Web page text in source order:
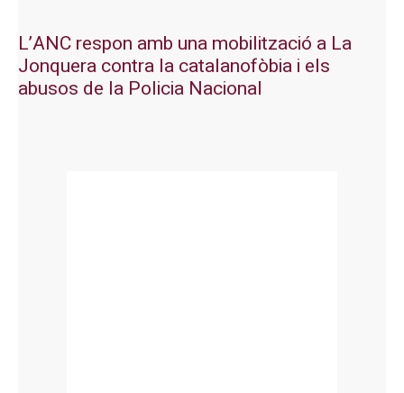
L’ANC respon amb una mobilització a La
Jonquera contra la catalanofòbia i els
abusos de la Policia Nacional